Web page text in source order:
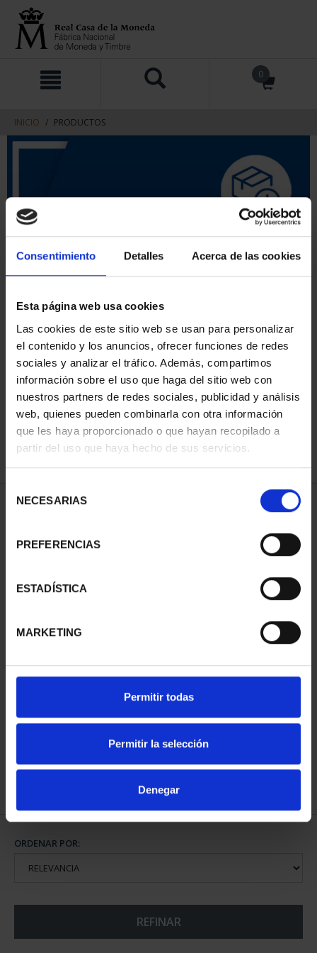
Consentimiento Detalles Acerca de las cookies
Esta página web usa cookies
Las cookies de este sitio web se usan para personalizar
el contenido y los anuncios, ofrecer funciones de redes
sociales y analizar el tráfico. Además, compartimos
información sobre el uso que haga del sitio web con
nuestros partners de redes sociales, publicidad y análisis
web, quienes pueden combinarla con otra información
que les haya proporcionado o que hayan recopilado a
partir del uso que haya hecho de sus servicios.
NECESARIAS
PREFERENCIAS
ESTADÍSTICA
MARKETING
Permitir todas
Permitir la selección
Denegar
contenido
navegacin
0
INICIO PRODUCTOS
ORDENAR POR:
REFINAR
1 Productos encontrados
CIUDADES PATRIMONIO
73,00 €
ORDENAR POR:
REFINAR